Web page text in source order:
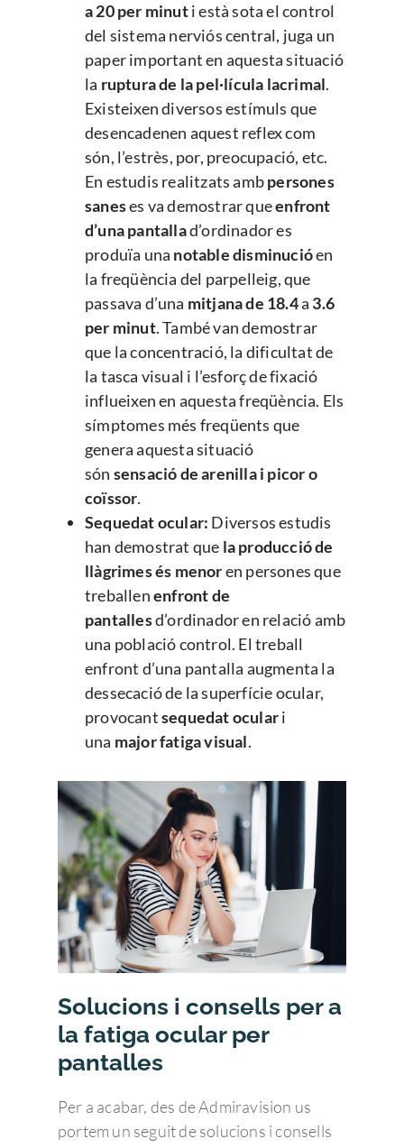
a 20 per minuti està sota el control
del sistema nerviós central, juga un
paper important en aquesta situació
la ruptura de la pel·lícula lacrimal.
Existeixen diversos estímuls que
desencadenen aquest reflex com
són, l’estrès, por, preocupació, etc.
En estudis realitzats ambpersones
saneses va demostrar queenfront
d’una pantallad’ordinador es
produïa una notable disminucióen
la freqüència del parpelleig, que
passava d’una mitjana de 18.4a 3.6
per minut. També van demostrar
que la concentració, la dificultat de
la tasca visual i l’esforç de fixació
influeixen en aquesta freqüència. Els
símptomes més freqüents que
genera aquesta situació
són sensació de arenilla i picor o
coïssor.
Sequedat ocular: Diversos estudis
han demostrat que la producció de
llàgrimes és menoren persones que
treballenenfront de
pantallesd’ordinador en relació amb
una població control. El treball
enfront d’una pantalla augmenta la
dessecació de la superfície ocular,
provocantsequedat oculari
una major fatiga visual.
Solucions i consells per a
la fatiga ocular per
pantalles
Per a acabar, des de Admiravision us
portem un seguit de solucions i consells
Córnea
Ojo seco
Daltonismo
Trastornos comunes
Tratamientos
Cirugía de las Cataratas
Blog